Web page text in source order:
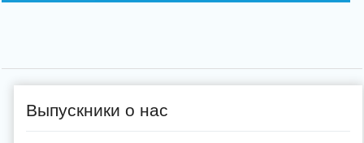
Выпускники о нас